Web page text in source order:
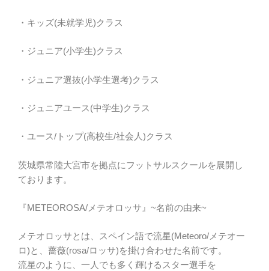
・キッズ(未就学児)クラス
・ジュニア(小学生)クラス
・ジュニア選抜(小学生選考)クラス
・ジュニアユース(中学生)クラス
・ユース/トップ(高校生/社会人)クラス
茨城県常陸大宮市を拠点にフットサルスクールを展開し
ております。
『METEOROSA/メテオロッサ』~名前の由来~
メテオロッサとは、スペイン語で流星(Meteoro/メテオー
ロ)と、薔薇(rosa/ロッサ)を掛け合わせた名前です。
流星のように、一人でも多く輝けるスター選手を